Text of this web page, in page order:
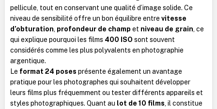
pellicule, tout en conservant une qualité d’image solide. Ce
niveau de sensibilité offre un bon équilibre entre vitesse
d’obturation, profondeur de champ et niveau de grain, ce
qui explique pourquoi les films 400 ISO sont souvent
considérés comme les plus polyvalents en photographie
argentique.
Le format 24 poses présente également un avantage
pratique pour les photographes qui souhaitent développer
leurs films plus fréquemment ou tester différents appareils et
styles photographiques. Quant au lot de 10 films, il constitue